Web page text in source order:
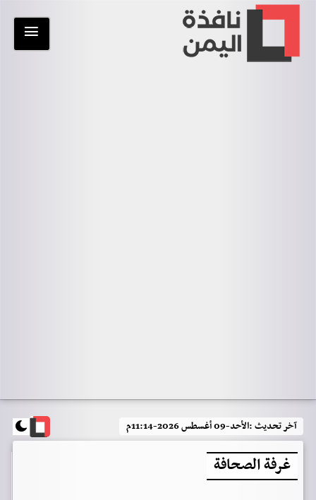
آخر تحديث :الأحد-09 أغسطس 2026-11:14م
غرفة الصحافة